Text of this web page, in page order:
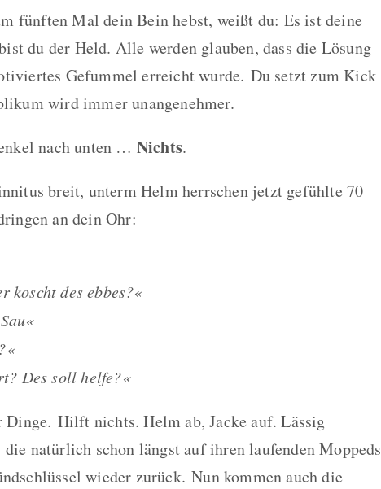
fünften Mal dein Bein hebst, weißt du: Es ist deine
du der Held. Alle werden glauben, dass die Lösung
Gefummel erreicht wurde. Du setzt zum Kick
wird immer unangenehmer.
nach unten … Nichts.
breit, unterm Helm herrschen jetzt gefühlte 70
an dein Ohr:
koscht des ebbes?«
Des soll helfe?«
Dinge. Hilft nichts. Helm ab, Jacke auf. Lässig
natürlich schon längst auf ihren laufenden Moppeds
wieder zurück.Nun kommen auch die